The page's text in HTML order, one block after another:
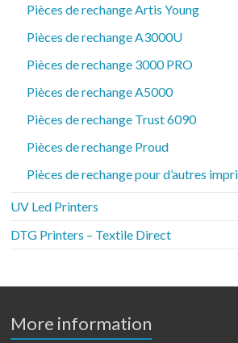
Pièces de rechange Artis Young
Pièces de rechange A3000U
Pièces de rechange 3000 PRO
Pièces de rechange A5000
Pièces de rechange Trust 6090
Pièces de rechange Proud
Pièces de rechange pour d’autres
UV Led Printers
DTG Printers – Textile Direct
More information